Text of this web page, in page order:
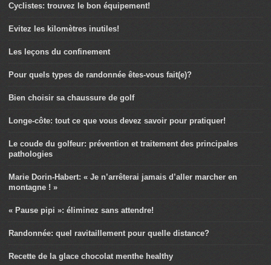
Cyclistes: trouvez le bon équipement!
Evitez les kilomètres inutiles!
Les leçons du confinement
Pour quels types de randonnée êtes-vous fait(e)?
Bien choisir sa chaussure de golf
Longe-côte: tout ce que vous devez savoir pour pratiquer!
Le coude du golfeur: prévention et traitement des principales
pathologies
Marie Dorin-Habert: « Je n’arrêterai jamais d’aller marcher en
montagne ! »
« Pause pipi »: éliminez sans attendre!
Randonnée: quel ravitaillement pour quelle distance?
Recette de la glace chocolat menthe healthy